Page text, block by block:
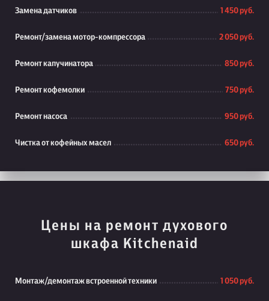
Замена датчиков 1 450 руб.
Ремонт/замена мотор-компрессора 2 050 руб.
Ремонт капучинатора 850 руб.
Ремонт кофемолки 750 руб.
Ремонт насоса 950 руб.
Чистка от кофейных масел 650 руб.
Цены на ремонт духового
шкафа Kitchenaid
Монтаж/демонтаж встроенной техники 1 050 руб.